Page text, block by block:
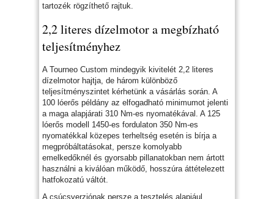
tartozék rögzíthető rajtuk.
2,2 literes dízelmotor a megbízható
teljesítményhez
A Tourneo Custom mindegyik kivitelét 2,2 literes
dízelmotor hajtja, de három különböző
teljesítményszintet kérhetünk a vásárlás során. A
100 lóerős példány az elfogadható minimumot jelenti
a maga alapjárati 310 Nm-es nyomatékával. A 125
lóerős modell 1450-es fordulaton 350 Nm-es
nyomatékkal közepes terheltség esetén is bírja a
megpróbáltatásokat, persze komolyabb
emelkedőknél és gyorsabb pillanatokban nem ártott
használni a kiválóan működő, hosszúra áttételezett
hatfokozatú váltót.
A csúcsverziónak persze a tesztelés alapjául